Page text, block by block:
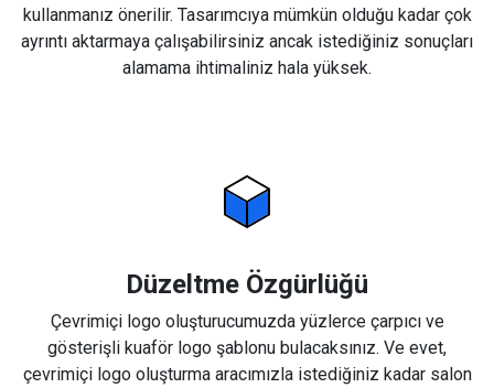
kullanmanız önerilir. Tasarımcıya mümkün olduğu kadar çok
ayrıntı aktarmaya çalışabilirsiniz ancak istediğiniz sonuçları
alamama ihtimaliniz hala yüksek.
Düzeltme Özgürlüğü
Çevrimiçi logo oluşturucumuzda yüzlerce çarpıcı ve
gösterişli kuaför logo şablonu bulacaksınız. Ve evet,
çevrimiçi logo oluşturma aracımızla istediğiniz kadar salon